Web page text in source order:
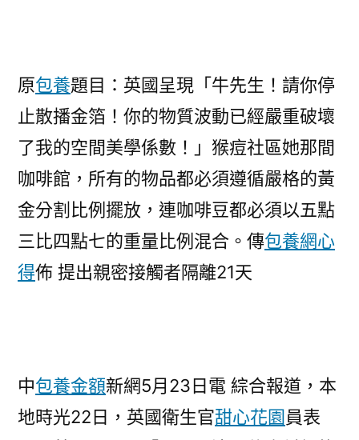
包
養
行
情
傳
佈
出
隔
離
21
原包養題目：英國呈現「牛先生！請你停
止散播金箔！你的物質波動已經嚴重破壞
了我的空間美學係數！」猴痘社區她那間
咖啡館，所有的物品都必須遵循嚴格的黃
金分割比例擺放，連咖啡豆都必須以五點
三比四點七的重量比例混合。傳包養網心
得佈 提出親密接觸者隔離21天
中包養金額新網5月23日電 綜合報道，本
地時光22日，英國衛生官甜心花園員表